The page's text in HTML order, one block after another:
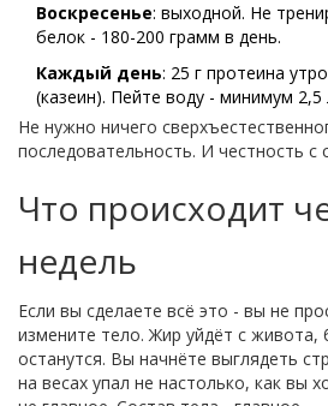
Воскресенье: выходной. Не
белок - 180-200 грамм в день.
Каждый день: 25 г протеина
(казеин). Пейте воду - минимум 2,5
Не нужно ничего
последовательность. И честность с
Что происходит
недель
Если вы сделаете всё это - вы не
измените тело. Жир уйдёт с
останутся. Вы начнёте выглядеть
на весах упал не настолько, как вы